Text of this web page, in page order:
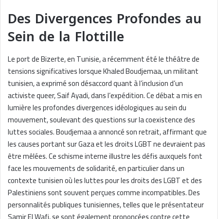
Des Divergences Profondes au
Sein de la Flottille
Le port de Bizerte, en Tunisie, a récemment été le théâtre de
tensions significatives lorsque Khaled Boudjemaa, un militant
tunisien, a exprimé son désaccord quant à l’inclusion d’un
activiste queer, Saif Ayadi, dans l’expédition. Ce débat a mis en
lumière les profondes divergences idéologiques au sein du
mouvement, soulevant des questions sur la coexistence des
luttes sociales. Boudjemaa a annoncé son retrait, affirmant que
les causes portant sur Gaza et les droits LGBT ne devraient pas
être mêlées. Ce schisme interne illustre les défis auxquels font
face les mouvements de solidarité, en particulier dans un
contexte tunisien où les luttes pour les droits des LGBT et des
Palestiniens sont souvent perçues comme incompatibles. Des
personnalités publiques tunisiennes, telles que le présentateur